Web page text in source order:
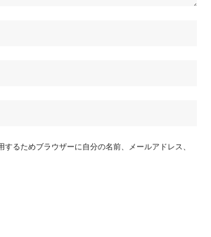
するためブラウザーに自分の名前、メールアドレス、